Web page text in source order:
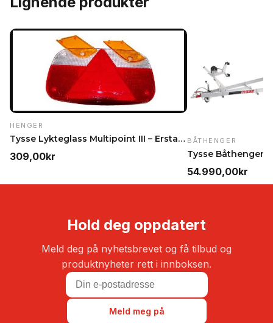
HENGER
Tysse Lykteglass Multipoint III – Erstatningsglass…
309,00kr
BÅTHENGER
54.990,00kr
Hold deg oppdatert
Meld deg på nyhetsbrevet og få tilbud og
produktnyheter rett i innboksen.
Meld meg på